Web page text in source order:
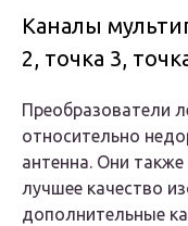
Каналы
2, точка 3,
Преобразователи
относительно
антенна. Они
лучшее качество
дополнительные